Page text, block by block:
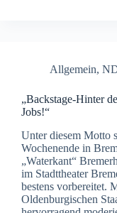
Allgemein,
„Backstage-Hinter
Jobs!“
Unter diesem Motto
Wochenende in
„Waterkant“
im Stadttheater
bestens vorbereitet.
Oldenburgischen